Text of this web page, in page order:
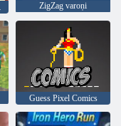
ZigZag varoņi
Guess Pixel Comics